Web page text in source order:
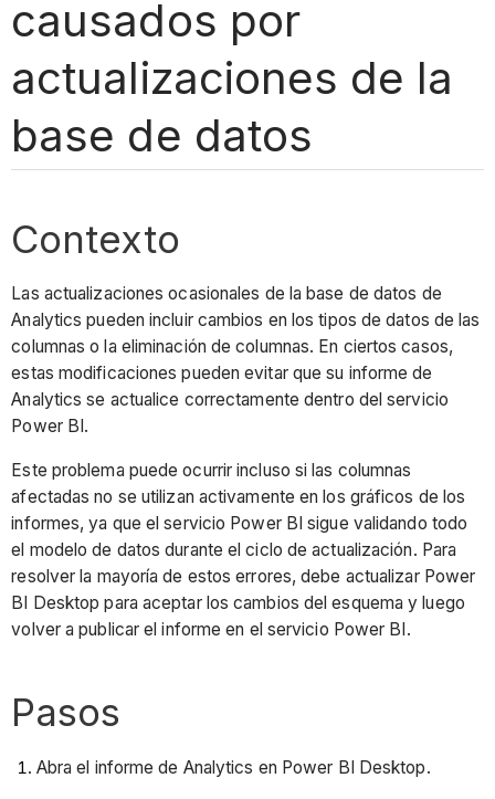
causados por
actualizaciones de la
base de datos
Contexto
Las actualizaciones ocasionales de la base de datos de
Analytics pueden incluir cambios en los tipos de datos de las
columnas o la eliminación de columnas. En ciertos casos,
estas modificaciones pueden evitar que su informe de
Analytics se actualice correctamente dentro del servicio
Power BI.
Este problema puede ocurrir incluso si las columnas
afectadas no se utilizan activamente en los gráficos de los
informes, ya que el servicio Power BI sigue validando todo
el modelo de datos durante el ciclo de actualización. Para
resolver la mayoría de estos errores, debe actualizar Power
BI Desktop para aceptar los cambios del esquema y luego
volver a publicar el informe en el servicio Power BI.
Pasos
Abra el informe de Analytics en Power BI Desktop.